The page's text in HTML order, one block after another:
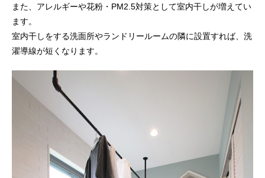
また、アレルギーや花粉・PM2.5対策として室内干しが増えてい
ます。
室内干しをする洗面所やランドリールームの隣に設置すれば、洗
濯導線が短くなります。